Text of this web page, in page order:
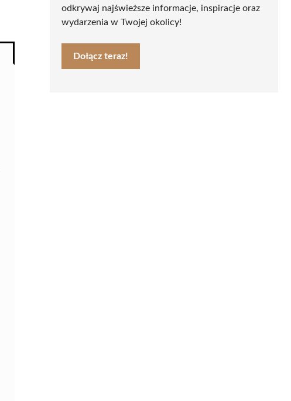
odkrywaj najświeższe informacje, inspiracje oraz
wydarzenia w Twojej okolicy!
Dołącz teraz!